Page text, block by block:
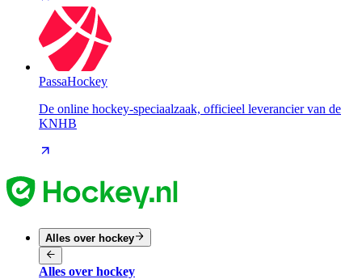
PassaHockey
De online hockey-speciaalzaak, officieel leverancier van de
KNHB
Alles over hockey
Alles over hockey